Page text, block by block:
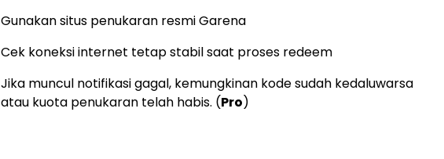
Gunakan situs penukaran resmi Garena
Cek koneksi internet tetap stabil saat proses redeem
Jika muncul notifikasi gagal, kemungkinan kode sudah kedaluwarsa
atau kuota penukaran telah habis. (Pro)